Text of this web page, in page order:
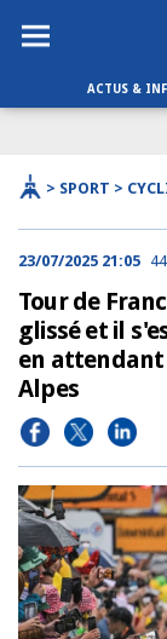
ACTUS &
> SPORT >
23/07/2025 21:05
Tour de
glissé et il
en attendant
Alpes